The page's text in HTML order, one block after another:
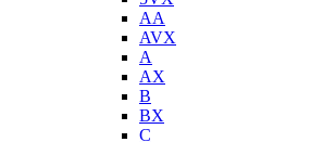
AA
AVX
A
AX
B
BX
C